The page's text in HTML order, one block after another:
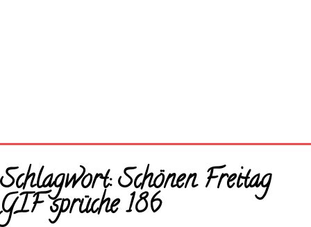
Startseite
Neue Bilder
Schlagwort:Schönen Freitag
GIF sprüche 186